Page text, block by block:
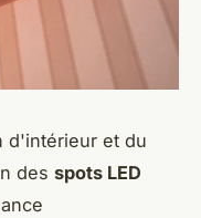
d'intérieur et du
des spots LED